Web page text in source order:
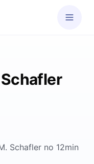
Schafler no 12min